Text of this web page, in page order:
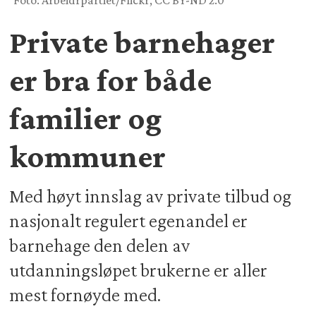
Private barnehager
er bra for både
familier og
kommuner
Med høyt innslag av private tilbud og
nasjonalt regulert egenandel er
barnehage den delen av
utdanningsløpet brukerne er aller
mest fornøyde med.